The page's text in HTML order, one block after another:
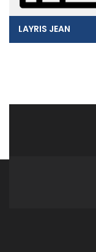
LAYRIS JEAN